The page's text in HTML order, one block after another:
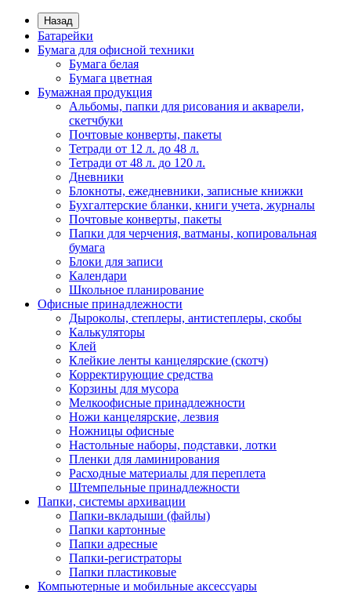
Назад
Батарейки
Бумага для офисной техники
Бумага белая
Бумага цветная
Бумажная продукция
Альбомы, папки для рисования и акварели,
скетчбуки
Почтовые конверты, пакеты
Тетради от 12 л. до 48 л.
Тетради от 48 л. до 120 л.
Дневники
Блокноты, ежедневники, записные книжки
Бухгалтерские бланки, книги учета, журналы
Почтовые конверты, пакеты
Папки для черчения, ватманы, копировальная
бумага
Блоки для записи
Календари
Школьное планирование
Офисные принадлежности
Дыроколы, степлеры, антистеплеры, скобы
Калькуляторы
Клей
Клейкие ленты канцелярские (скотч)
Корректирующие средства
Корзины для мусора
Мелкоофисные принадлежности
Ножи канцелярские, лезвия
Ножницы офисные
Настольные наборы, подставки, лотки
Пленки для ламинирования
Расходные материалы для переплета
Штемпельные принадлежности
Папки, системы архивации
Папки-вкладыши (файлы)
Папки картонные
Папки адресные
Папки-регистраторы
Папки пластиковые
Компьютерные и мобильные аксессуары